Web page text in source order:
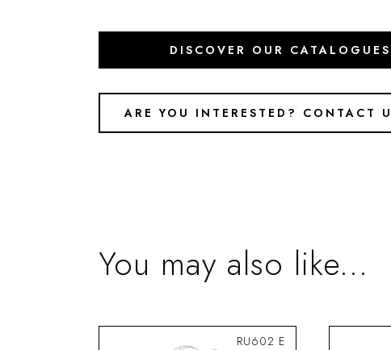
DISCOVER OUR CATALOGUES
ARE YOU INTERESTED? CONTACT
You may also like...
RU602 E